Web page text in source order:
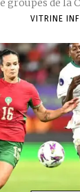
groupes de la
VITRINE